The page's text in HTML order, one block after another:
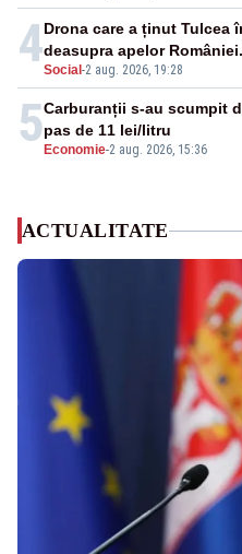
4Social -2 aug. 2026, 19:28
Drona care a ținut Tulcea
deasupra apelor
5 Economie-2 aug. 2026, 15:36
Carburanții s-au scumpit
pas de 11 lei/litru
ACTUALITATE